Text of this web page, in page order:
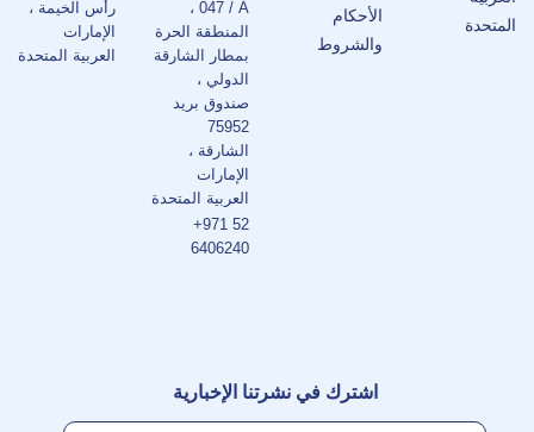
المتحدة
الأحكام
والشروط
047 / A ،
المنطقة الحرة
بمطار الشارقة
الدولي ،
صندوق بريد
75952
الشارقة ،
الإمارات
العربية المتحدة
+971 52
6406240
رأس الخيمة ،
الإمارات
العربية المتحدة
اشترك في نشرتنا الإخبارية